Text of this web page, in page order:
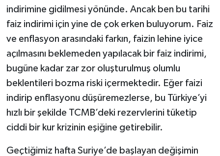
indirimine gidilmesi yönünde. Ancak ben bu tarihi
faiz indirimi için yine de çok erken buluyorum. Faiz
ve enflasyon arasındaki farkın, faizin lehine iyice
açılmasını beklemeden yapılacak bir faiz indirimi,
bugüne kadar zar zor oluşturulmuş olumlu
beklentileri bozma riski içermektedir. Eğer faizi
indirip enflasyonu düşüremezlerse, bu Türkiye’yi
hızlı bir şekilde TCMB’deki rezervlerini tüketip
ciddi bir kur krizinin eşiğine getirebilir.
Geçtiğimiz hafta Suriye’de başlayan değişimin